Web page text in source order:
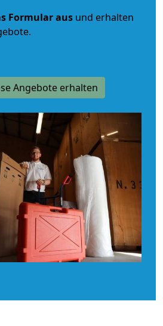
Formular aus und erhalten
Angebote erhalten